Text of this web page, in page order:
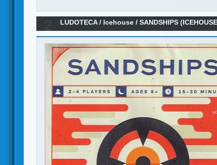
LUDOTECA/ Icehouse /SANDSHIPS